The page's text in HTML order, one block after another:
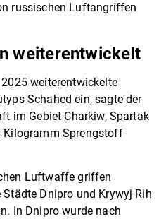
russischen Luftangriffen
weiterentwickelt
weiterentwickelte
Schahed ein, sagte der
im Gebiet Charkiw, Spartak
Kilogramm Sprengstoff
Luftwaffe griffen
Dnipro und Krywyj Rih
In Dnipro wurde nach